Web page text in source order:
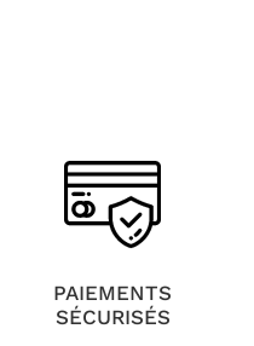
PAIEMENTS
SÉCURISÉS